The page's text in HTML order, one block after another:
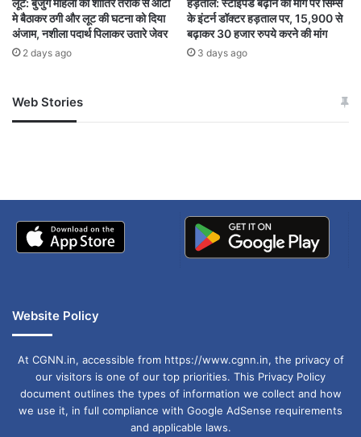
लूट: बुजुर्ग महिला को शातिर तरीके से ऑटो
मे बैठाकर ठगी और लूट की घटना को दिया
अंजाम, नशीला पदार्थ पिलाकर उतारे जेवर
2 days ago
हड़ताल: स्टाइपेंड बढ़ाने की मांग पर सिम्स
के इंटर्न डॉक्टर हड़ताल पर, 15,900 से
बढ़ाकर 30 हजार रुपये करने की मांग
3 days ago
Web Stories
जम्मू-कश्मीर में बारिश से
अपडेट
खाई में धक्का… आरोपियों ने
Website Policy
At CGNN.in, accessible from https://www.cgnn.in, the privacy of
our visitors is one of our top priorities. This Privacy Policy
document outlines the types of information we collect and how
we use it, in full compliance with Google AdSense requirements
and applicable laws.